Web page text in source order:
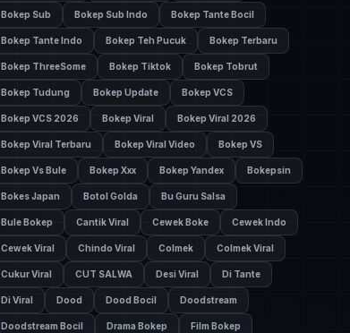
Bokep Sub Bokep Sub Indo Bokep Tante Bocil
Bokep Tante Indo Bokep Teh Pucuk Bokep Terbaru
Bokep ThreeSome Bokep Tiktok Bokep Tobrut
Bokep Tudung Bokep Update Bokep VCS
Bokep VCS 2026 Bokep Viral Bokep Viral 2026
Bokep Viral Terbaru Bokep Viral Video Bokep VS
Bokep Vs Bule Bokep Xxx Bokep Yandex Bokepsin
Bokes Japan Botol Golda Bu Guru Salsa
Bule Bokep Cantik Viral Cewek Boke Cewek Indo
Cewek Viral Chindo Viral Colmek Colmek Viral
Cukur Viral CUT SALWA Desi Viral Di Tante
Di Viral Dood Dood Bocil Doodstream
Doodstream Bocil Drama Bokep Film Bokep